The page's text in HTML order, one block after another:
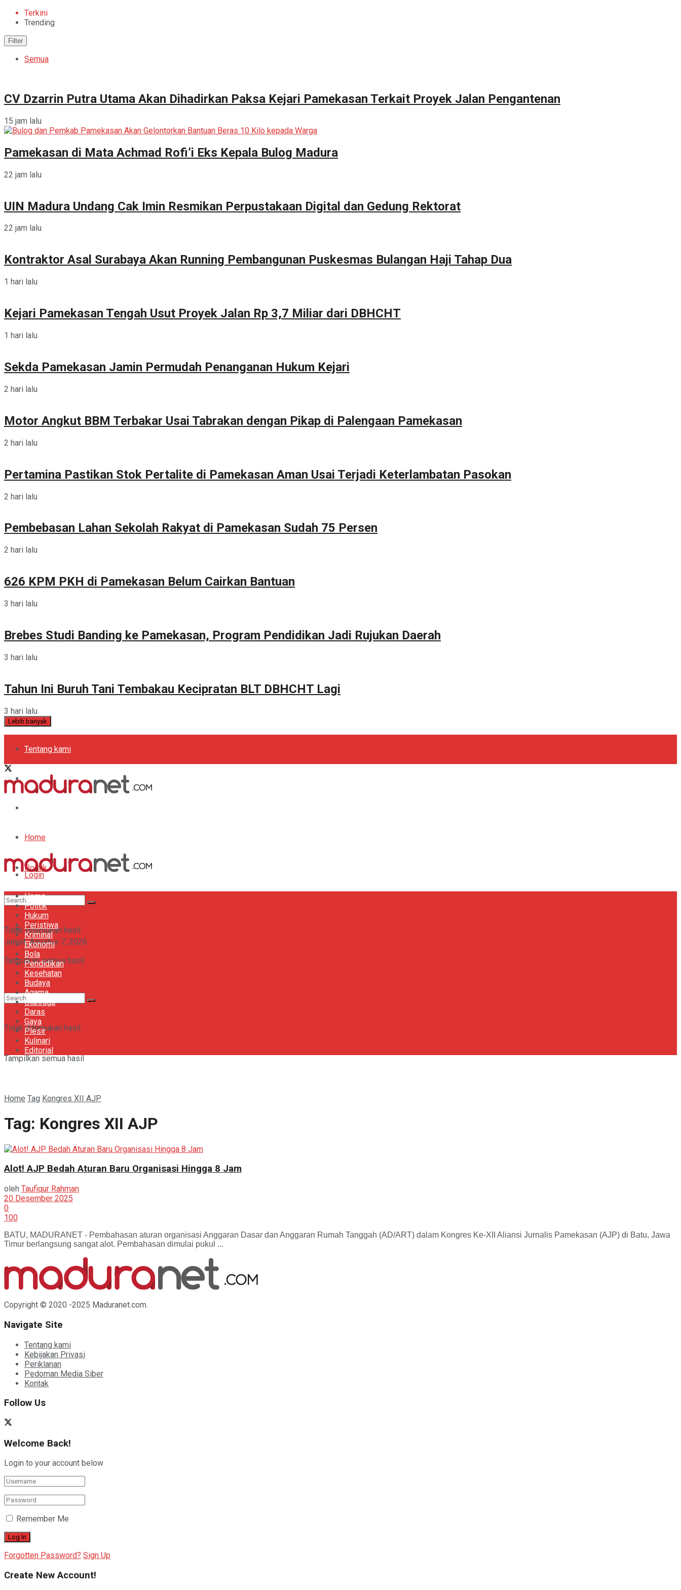
Terkini
Trending
Filter
Semua
CV Dzarrin Putra Utama Akan Dihadirkan Paksa Kejari Pamekasan Terkait Proyek Jalan Pengantenan
15 jam lalu
Pamekasan di Mata Achmad Rofi’i Eks Kepala Bulog Madura
22 jam lalu
UIN Madura Undang Cak Imin Resmikan Perpustakaan Digital dan Gedung Rektorat
22 jam lalu
Kontraktor Asal Surabaya Akan Running Pembangunan Puskesmas Bulangan Haji Tahap Dua
1 hari lalu
Kejari Pamekasan Tengah Usut Proyek Jalan Rp 3,7 Miliar dari DBHCHT
1 hari lalu
Sekda Pamekasan Jamin Permudah Penanganan Hukum Kejari
2 hari lalu
Motor Angkut BBM Terbakar Usai Tabrakan dengan Pikap di Palengaan Pamekasan
2 hari lalu
Pertamina Pastikan Stok Pertalite di Pamekasan Aman Usai Terjadi Keterlambatan Pasokan
2 hari lalu
Pembebasan Lahan Sekolah Rakyat di Pamekasan Sudah 75 Persen
2 hari lalu
626 KPM PKH di Pamekasan Belum Cairkan Bantuan
3 hari lalu
Brebes Studi Banding ke Pamekasan, Program Pendidikan Jadi Rujukan Daerah
3 hari lalu
Tahun Ini Buruh Tani Tembakau Kecipratan BLT DBHCHT Lagi
3 hari lalu
Lebih banyak
Tentang kami
Kebijakan Privasi
Periklanan
Login
Register
Jumat, Agustus 7, 2026
Home
Politik
Bola
Khazanah
Gaya
Tidak ditemukan hasil
Tampilkan semua hasil
Tidak ditemukan hasil
Tampilkan semua hasil
Home
Politik
Hukum
Peristiwa
Kriminal
Ekonomi
Bola
Pendidikan
Kesehatan
Budaya
Agama
Olahraga
Daras
Gaya
Plesir
Kulinari
Editorial
Home Tag Kongres XII AJP
Tag: Kongres XII AJP
Alot! AJP Bedah Aturan Baru Organisasi Hingga 8 Jam
oleh Taufiqur Rahman
20 Desember 2025
0
100
BATU, MADURANET - Pembahasan aturan organisasi Anggaran Dasar dan Anggaran Rumah Tanggah (AD/ART) dalam Kongres Ke-XII Aliansi Jurnalis Pamekasan (AJP) di Batu, Jawa
Timur berlangsung sangat alot. Pembahasan dimulai pukul ...
Copyright © 2020 -2025 Maduranet.com.
Navigate Site
Tentang kami
Kebijakan Privasi
Periklanan
Pedoman Media Siber
Kontak
Follow Us
Welcome Back!
Login to your account below
Remember Me
Forgotten Password? Sign Up
Create New Account!